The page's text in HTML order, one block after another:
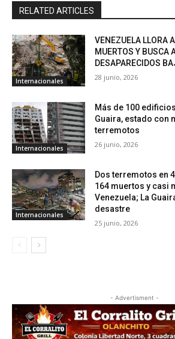
RELATED ARTICLES
Internacionales
VENEZUELA LLORA
MUERTOS Y BUSCA
DESAPARECIDOS
28 junio, 2026
Internacionales
Más de 100
Guaira, estado con
terremotos
26 junio, 2026
Internacionales
Dos terremotos en
164 muertos y casi
Venezuela; La
desastre
25 junio, 2026
- Advertisment -